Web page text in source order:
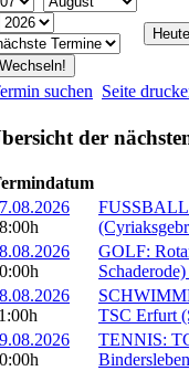
suchen Seite
der
GOLF:
TSC Erfurt
TENNIS: